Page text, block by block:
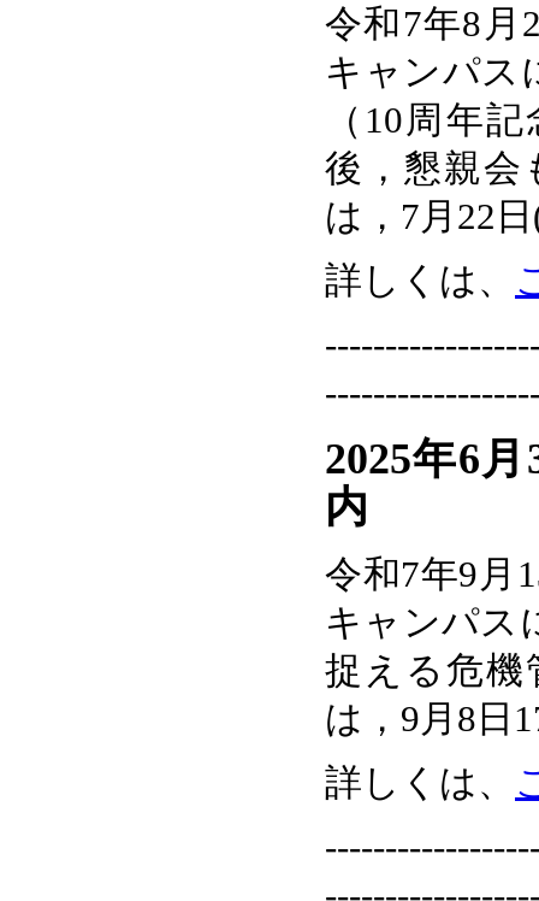
令和7年8月
キャンパス
（10周年
後，懇親会
は，7月22
詳しくは、
2025年6
内
令和7年9月
キャンパス
捉える危機
は，9月8日
詳しくは、